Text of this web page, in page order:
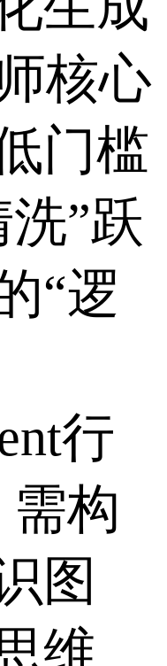
核心
门槛
”跃
“逻
行
需构
图
维